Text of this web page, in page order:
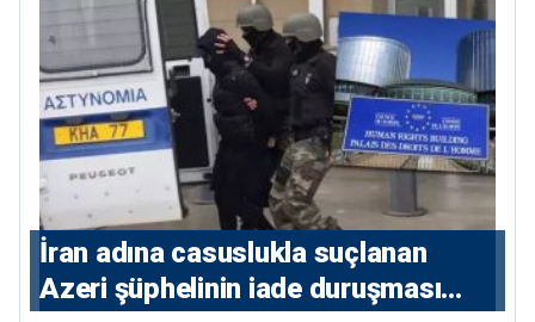
İran adına casuslukla suçlanan
Azeri şüphelinin iade duruşması